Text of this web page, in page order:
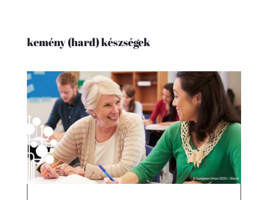
kemény (hard) készségek